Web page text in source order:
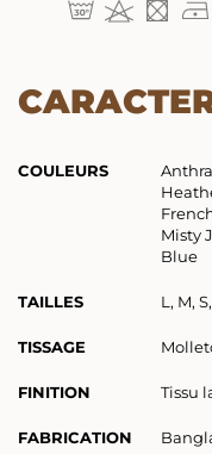
COULEURS
Misty
Blue
TAILLES L, M,
TISSAGE
FINITION Tissu
FABRICATION